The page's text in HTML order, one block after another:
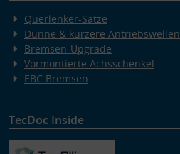
Querlenker-Sätze
Dünne & kürzere Antriebswellen
Bremsen-Upgrade
Vormontierte Achsschenkel
EBC Bremsen
TecDoc Inside